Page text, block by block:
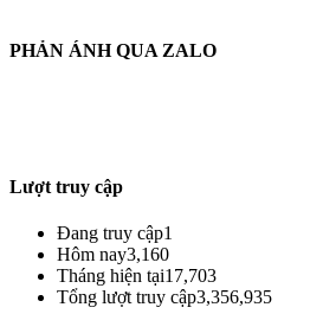
PHẢN ÁNH QUA ZALO
Lượt truy cập
Đang truy cập1
Hôm nay3,160
Tháng hiện tại17,703
Tổng lượt truy cập3,356,935